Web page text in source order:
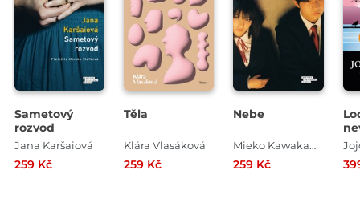
Sametový
rozvod
Jana Karšaiová
259 Kč
Těla
Klára Vlasáková
259 Kč
Nebe
Mieko Kawakami
259 Kč